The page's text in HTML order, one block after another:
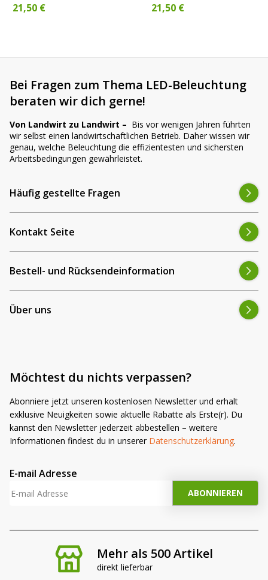
21,50 € 21,50 €
Mehr als 500 Artikel
direkt lieferbar
Bei Fragen zum Thema LED-Beleuchtung
beraten wir dich gerne!
Von Landwirt zu Landwirt – Bis vor wenigen Jahren führten
wir selbst einen landwirtschaftlichen Betrieb. Daher wissen wir
genau, welche Beleuchtung die effizientesten und sichersten
Arbeitsbedingungen gewährleistet.
Häufig gestellte Fragen
Kontakt Seite
Bestell- und Rücksendeinformation
Über uns
Möchtest du nichts verpassen?
Abonniere jetzt unseren kostenlosen Newsletter und erhalt
exklusive Neuigkeiten sowie aktuelle Rabatte als Erste(r). Du
kannst den Newsletter jederzeit abbestellen – weitere
Informationen findest du in unserer Datenschutzerklärung.
E-mail Adresse